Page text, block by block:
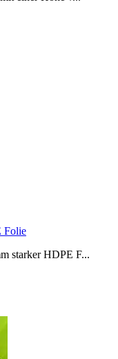
Folie
starker HDPE F...